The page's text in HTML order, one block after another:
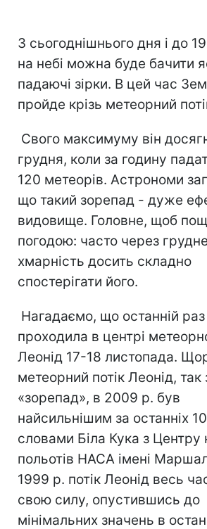
З сьогоднішнього дня і до
на небі можна буде бачити
падаючі зірки. В цей час
пройде крізь метеорний
Свого максимуму він
грудня, коли за годину
120 метеорів. Астрономи
що такий зорепад - дуже
видовище. Головне, щоб
погодою: часто через
хмарність досить складно
спостерігати його.
Нагадаємо, що останній
проходила в центрі
Леонід 17-18 листопада.
метеорний потік Леонід, так
«зорепад», в 2009 р. був
найсильнішим за останніх
словами Біла Кука з Центру
польотів НАСА імені
1999 р. потік Леонід весь
свою силу, опустившись до
мінімальних значень в